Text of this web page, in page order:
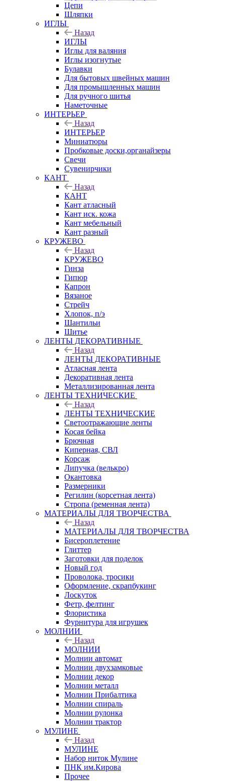
Цепи
Шляпки
ИГЛЫ
Назад
ИГЛЫ
Иглы для валяния
Иглы изогнутые
Булавки
Для бытовых швейных машин
Для промышленных машин
Для ручного шитья
Наметочные
ИНТЕРЬЕР
Назад
ИНТЕРЬЕР
Миниатюры
Пробковые доски,органайзеры
Свечи
Сувенирчики
КАНТ
Назад
КАНТ
Кант атласный
Кант иск. кожа
Кант мебельный
Кант разный
КРУЖЕВО
Назад
КРУЖЕВО
Гинза
Гипюр
Капрон
Вязаное
Стрейч
Хлопок, п/э
Шантильи
Шитье
ЛЕНТЫ ДЕКОРАТИВНЫЕ
Назад
ЛЕНТЫ ДЕКОРАТИВНЫЕ
Атласная лента
Декоративная лента
Металлизированная лента
ЛЕНТЫ ТЕХНИЧЕСКИЕ
Назад
ЛЕНТЫ ТЕХНИЧЕСКИЕ
Светоотражающие ленты
Косая бейка
Брючная
Киперная, СВЛ
Корсаж
Липучка (велькро)
Окантовка
Размерники
Регилин (корсетная лента)
Стропа (ременная лента)
МАТЕРИАЛЫ ДЛЯ ТВОРЧЕСТВА
Назад
МАТЕРИАЛЫ ДЛЯ ТВОРЧЕСТВА
Бисероплетение
Глиттер
Заготовки для поделок
Новый год
Проволока, тросики
Оформление, скрапбукинг
Лоскуток
Фетр, фелтинг
Флористика
Фурнитура для игрушек
МОЛНИИ
Назад
МОЛНИИ
Молнии автомат
Молнии двухзамковые
Молнии декор
Молнии металл
Молнии Прибалтика
Молнии спираль
Молнии рулонка
Молнии трактор
МУЛИНЕ
Назад
МУЛИНЕ
Набор ниток Мулине
ПНК им.Кирова
Прочее